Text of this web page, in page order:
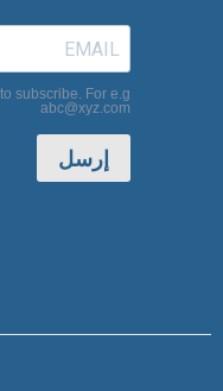
subscribe. For e.g
abc@xyz.com
إرسل